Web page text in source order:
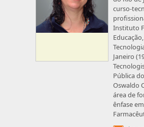
curso-
Instituto
Janeiro
Pública
Oswaldo
área de
ênfase